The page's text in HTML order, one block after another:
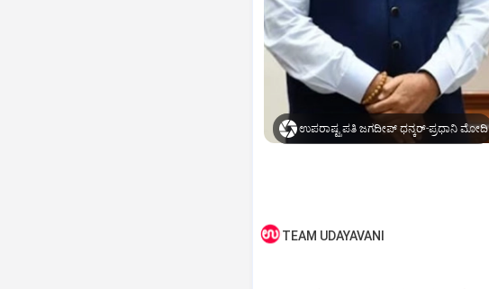
ಉಪರಾಷ್ಟ್ರಪತಿ ಜಗದೀಪ್‌ ಧನ್ಕರ್-ಪ್ರಧಾನಿ ಮೋದಿ
TEAM UDAYAVANI